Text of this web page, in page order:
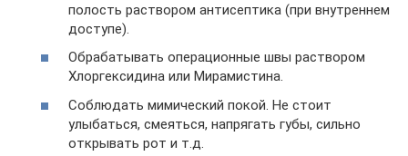
полость раствором антисептика (при внутреннем
доступе).
Обрабатывать операционные швы раствором
Хлоргексидина или Мирамистина.
Соблюдать мимический покой. Не стоит
улыбаться, смеяться, напрягать губы, сильно
открывать рот и т.д.